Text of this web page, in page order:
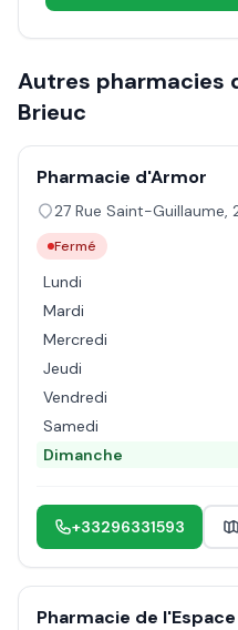
Autres pharmacies
Brieuc
Pharmacie d'Armor
27 Rue Saint-Guillaume,
Fermé
Lundi
Mardi
Mercredi
Jeudi
Vendredi
Samedi
Dimanche
+33296331593
Pharmacie de